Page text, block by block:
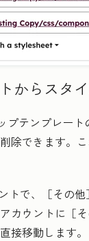
からスタ
プテンプレー
除できます。
トで、
［その
カウントに ［
接移動します。